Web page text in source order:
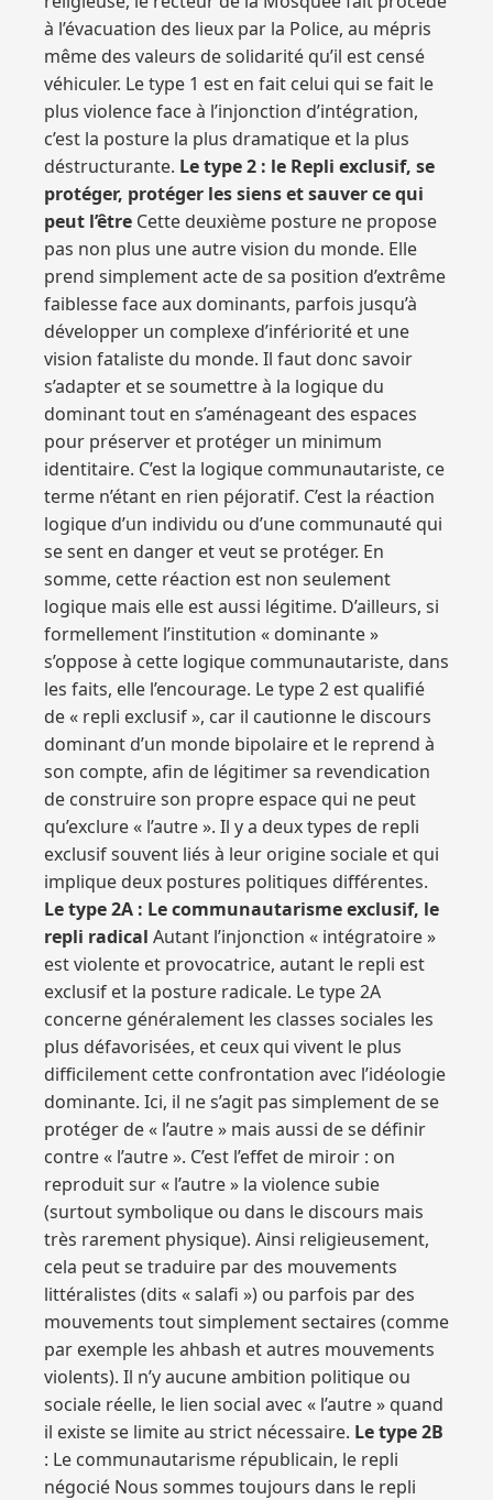
à l’évacuation des lieux par la Police, au mépris
même des valeurs de solidarité qu’il est censé
véhiculer. Le type 1 est en fait celui qui se fait le
plus violence face à l’injonction d’intégration,
c’est la posture la plus dramatique et la plus
déstructurante. Le type 2 : le Repli exclusif, se
protéger, protéger les siens et sauver ce qui
peut l’être Cette deuxième posture ne propose
pas non plus une autre vision du monde. Elle
prend simplement acte de sa position d’extrême
faiblesse face aux dominants, parfois jusqu’à
développer un complexe d’infériorité et une
vision fataliste du monde. Il faut donc savoir
s’adapter et se soumettre à la logique du
dominant tout en s’aménageant des espaces
pour préserver et protéger un minimum
identitaire. C’est la logique communautariste, ce
terme n’étant en rien péjoratif. C’est la réaction
logique d’un individu ou d’une communauté qui
se sent en danger et veut se protéger. En
somme, cette réaction est non seulement
logique mais elle est aussi légitime. D’ailleurs, si
formellement l’institution « dominante »
s’oppose à cette logique communautariste, dans
les faits, elle l’encourage. Le type 2 est qualifié
de « repli exclusif », car il cautionne le discours
dominant d’un monde bipolaire et le reprend à
son compte, afin de légitimer sa revendication
de construire son propre espace qui ne peut
qu’exclure « l’autre ». Il y a deux types de repli
exclusif souvent liés à leur origine sociale et qui
implique deux postures politiques différentes.
Le type 2A : Le communautarisme exclusif, le
repli radical Autant l’injonction « intégratoire »
est violente et provocatrice, autant le repli est
exclusif et la posture radicale. Le type 2A
concerne généralement les classes sociales les
plus défavorisées, et ceux qui vivent le plus
difficilement cette confrontation avec l’idéologie
dominante. Ici, il ne s’agit pas simplement de se
protéger de « l’autre » mais aussi de se définir
contre « l’autre ». C’est l’effet de miroir : on
reproduit sur « l’autre » la violence subie
(surtout symbolique ou dans le discours mais
très rarement physique). Ainsi religieusement,
cela peut se traduire par des mouvements
littéralistes (dits « salafi ») ou parfois par des
mouvements tout simplement sectaires (comme
par exemple les ahbash et autres mouvements
violents). Il n’y aucune ambition politique ou
sociale réelle, le lien social avec « l’autre » quand
il existe se limite au strict nécessaire. Le type 2B
: Le communautarisme républicain, le repli
négocié Nous sommes toujours dans le repli